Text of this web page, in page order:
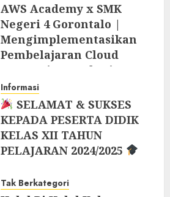
AWS Academy x SMK
Negeri 4 Gorontalo |
Mengimplementasikan
Pembelajaran Cloud
Computing Berbasis AWS
Academy di Tahun Ajaran
Baru 2025/2026
9 JUNI 2025
Informasi
SELAMAT & SUKSES
KEPADA PESERTA DIDIK
KELAS XII TAHUN
PELAJARAN 2024/2025
Tak Berkategori